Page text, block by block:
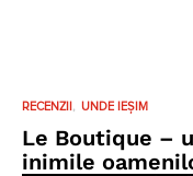
RECENZII UNDE IEȘIM
Le Boutique –
inimile